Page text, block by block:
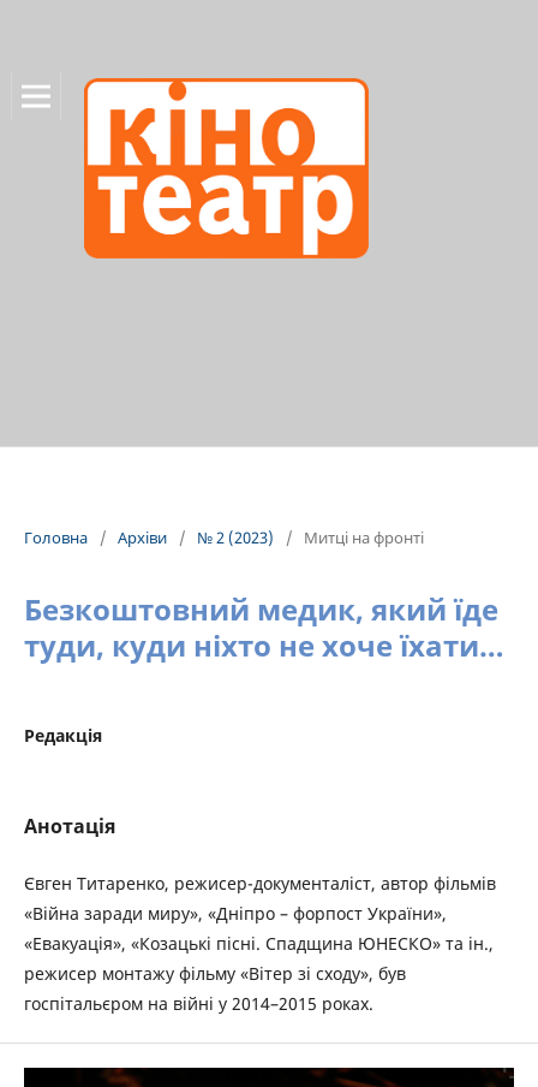
Головна / Архіви / № 2 (2023) / Митці на фронті
Безкоштовний медик, який їде
туди, куди ніхто не хоче їхати…
Редакція
Анотація
Євген Титаренко, режисер-документаліст, автор фільмів
«Війна заради миру», «Дніпро – форпост України»,
«Евакуація», «Козацькі пісні. Спадщина ЮНЕСКО» та ін.,
режисер монтажу фільму «Вітер зі сходу», був
госпітальєром на війні у 2014–2015 роках.